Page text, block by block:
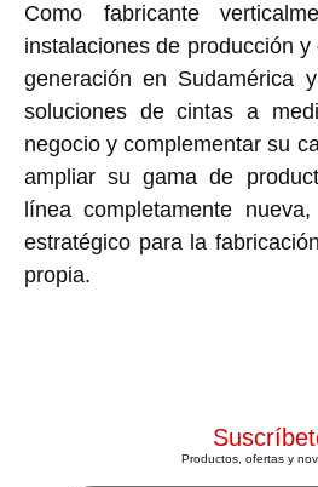
Como fabricante
instalaciones de producción
generación en Sudamérica
soluciones de cintas a
negocio y complementar su
ampliar su gama de
línea completamente
estratégico para la
propia.
Productos, ofertas y